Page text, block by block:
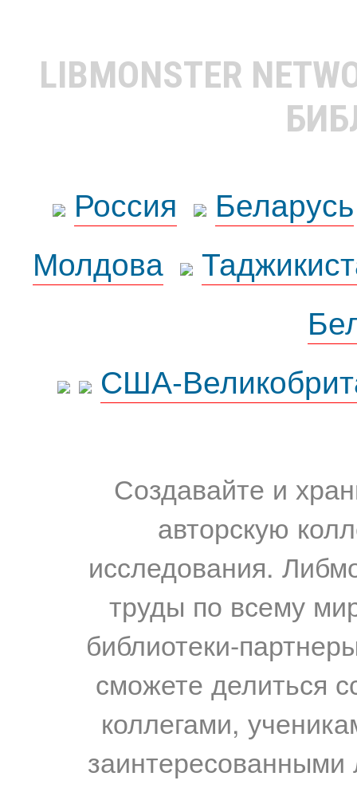
LIBMONSTER
Россия
Беларусь
Молдова
США-
Создавайте и
авторскую
исследования.
труды по всему
библиотеки-
сможете делиться
коллегами,